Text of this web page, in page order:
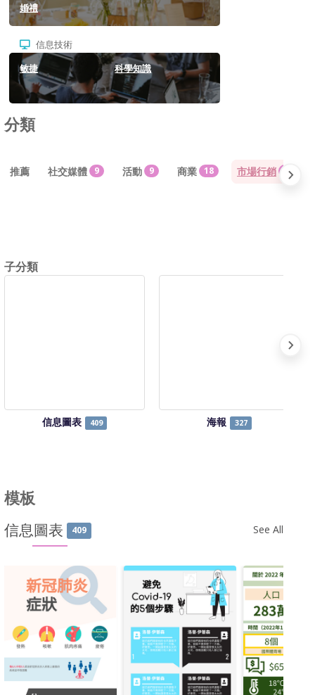
婚禮
信息技術
敏捷
科學知識
分類
推薦 社交媒體 9 活動 9 商業 18 市場行銷 18
子分類
信息圖表 409 海報 327
模板
信息圖表 409 See All